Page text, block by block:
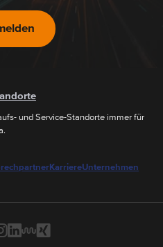
und Service-Standorte immer für
KarriereUnternehmen